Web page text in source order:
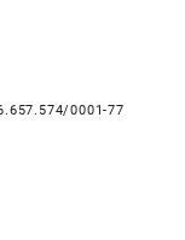
0001-77